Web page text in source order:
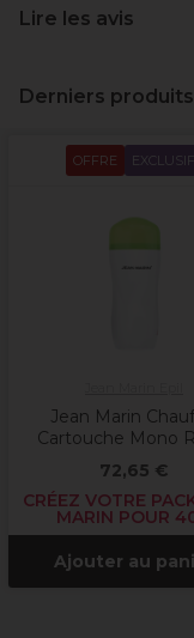
Lire les avis
Derniers
OFFRE EXCLUSIF
Jean Marin
Cartouche Mono
72,65 €
CRÉEZ VOTRE
MARIN POUR
Ajouter au